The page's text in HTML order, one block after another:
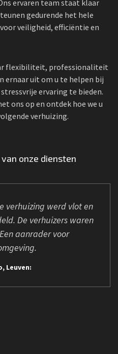
ervaren team staat klaar
gedurende het hele
veiligheid, efficiëntie en
flexibiliteit, professionaliteit
ernaar uit om u te helpen bij
ervaring te bieden.
ons op en ontdek hoe we u
verhuizing.
onze diensten
verhuizing werd vlot en
De verhuizers waren
aanrader voor
Leuven: